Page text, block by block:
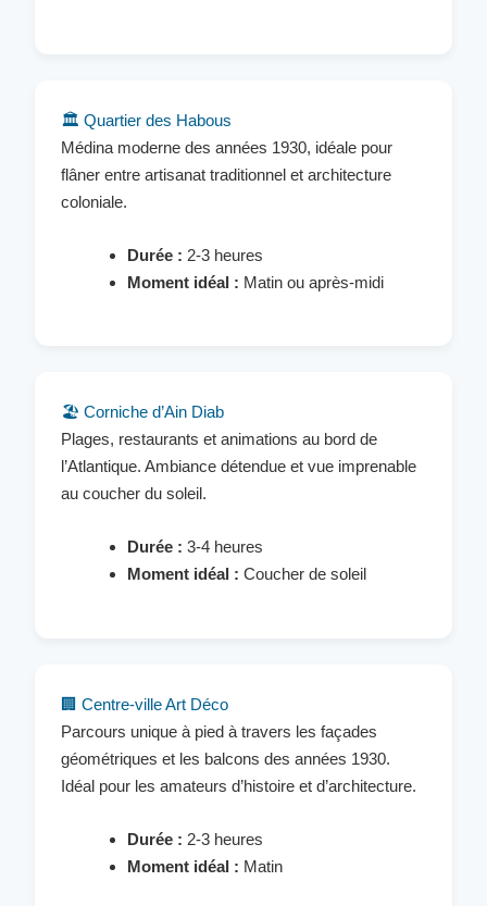
🏛️ Quartier des Habous
Médina moderne des années 1930, idéale pour
flâner entre artisanat traditionnel et architecture
coloniale.
Durée : 2-3 heures
Moment idéal : Matin ou après-midi
🏖️ Corniche d’Ain Diab
Plages, restaurants et animations au bord de
l’Atlantique. Ambiance détendue et vue imprenable
au coucher du soleil.
Durée : 3-4 heures
Moment idéal : Coucher de soleil
🏢 Centre-ville Art Déco
Parcours unique à pied à travers les façades
géométriques et les balcons des années 1930.
Idéal pour les amateurs d’histoire et d’architecture.
Durée : 2-3 heures
Moment idéal : Matin